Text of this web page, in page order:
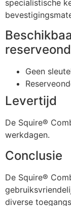
specialistische
Geen
Levertijd
De Squire®
werkdagen.
Conclusie
De Squire®
diverse